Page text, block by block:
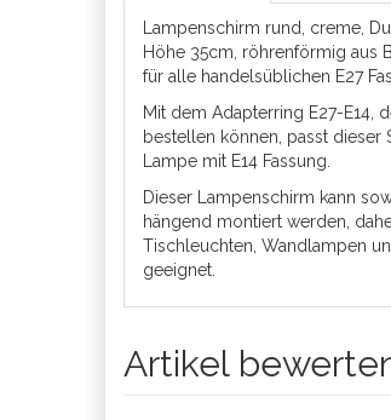
Lampenschirm rund, creme,
Höhe 35cm, röhrenförmig aus
für alle handelsüblichen E27
Mit dem Adapterring E27-E14,
bestellen können, passt dieser
Lampe mit E14 Fassung.
Dieser Lampenschirm kann
hängend montiert werden,
Tischleuchten, Wandlampen
geeignet.
Artikel